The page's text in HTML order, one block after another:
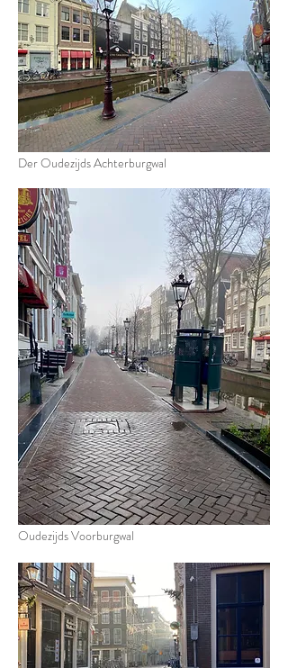
Der Oudezijds Achterburgwal
Oudezijds Voorburgwal